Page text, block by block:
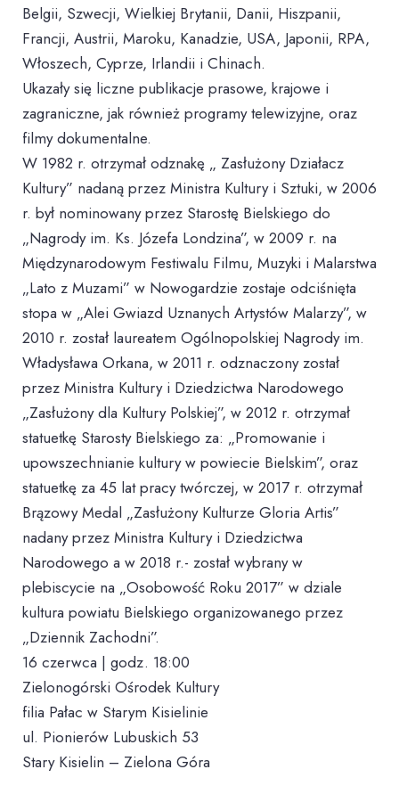
Belgii, Szwecji, Wielkiej Brytanii, Danii, Hiszpanii,
Francji, Austrii, Maroku, Kanadzie, USA, Japonii, RPA,
Włoszech, Cyprze, Irlandii i Chinach.
Ukazały się liczne publikacje prasowe, krajowe i
zagraniczne, jak również programy telewizyjne, oraz
filmy dokumentalne.
W 1982 r. otrzymał odznakę „ Zasłużony Działacz
Kultury” nadaną przez Ministra Kultury i Sztuki, w 2006
r. był nominowany przez Starostę Bielskiego do
„Nagrody im. Ks. Józefa Londzina”, w 2009 r. na
Międzynarodowym Festiwalu Filmu, Muzyki i Malarstwa
„Lato z Muzami” w Nowogardzie zostaje odciśnięta
stopa w „Alei Gwiazd Uznanych Artystów Malarzy”, w
2010 r. został laureatem Ogólnopolskiej Nagrody im.
Władysława Orkana, w 2011 r. odznaczony został
przez Ministra Kultury i Dziedzictwa Narodowego
„Zasłużony dla Kultury Polskiej”, w 2012 r. otrzymał
statuetkę Starosty Bielskiego za: „Promowanie i
upowszechnianie kultury w powiecie Bielskim”, oraz
statuetkę za 45 lat pracy twórczej, w 2017 r. otrzymał
Brązowy Medal „Zasłużony Kulturze Gloria Artis”
nadany przez Ministra Kultury i Dziedzictwa
Narodowego a w 2018 r.- został wybrany w
plebiscycie na „Osobowość Roku 2017” w dziale
kultura powiatu Bielskiego organizowanego przez
„Dziennik Zachodni”.
16 czerwca | godz. 18:00
Zielonogórski Ośrodek Kultury
filia Pałac w Starym Kisielinie
ul. Pionierów Lubuskich 53
Stary Kisielin – Zielona Góra